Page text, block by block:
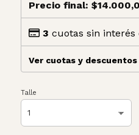
Precio final:
3 cuotas sin interés
Ver cuotas y descuentos
Talle